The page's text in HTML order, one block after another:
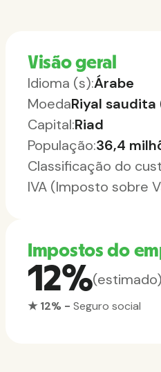
Visão geral
Idioma (s):Árabe
MoedaRiyal saudita
Capital:Riad
População:36,4
Classificação do
IVA (Imposto sobre
Impostos do
12%(estimado)
★ 12% - Seguro social